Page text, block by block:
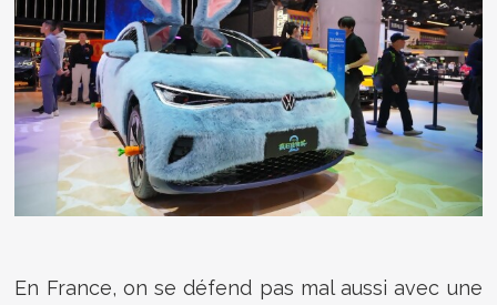
En France, on se défend pas mal aussi avec une